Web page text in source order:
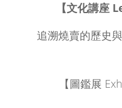
【文化講座
追溯燒賣的歷史
【圖鑑展